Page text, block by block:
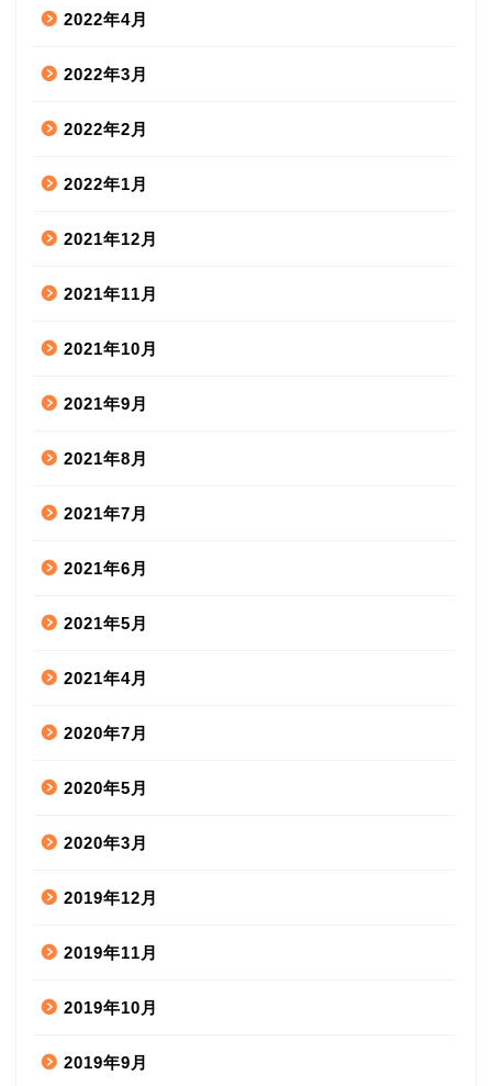
2022年4月
2022年3月
2022年2月
2022年1月
2021年12月
2021年11月
2021年10月
2021年9月
2021年8月
2021年7月
2021年6月
2021年5月
2021年4月
2020年7月
2020年5月
2020年3月
2019年12月
2019年11月
2019年10月
2019年9月